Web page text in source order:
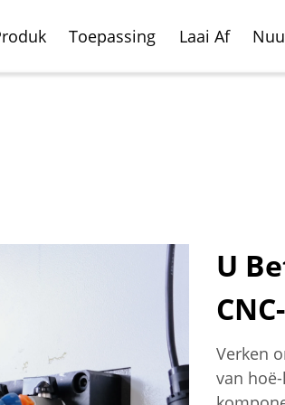
Freesnede Sentrum
Toepassing Laai Af
U
Verken
van